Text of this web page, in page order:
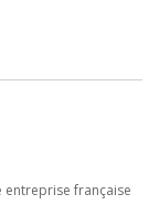
entreprise française